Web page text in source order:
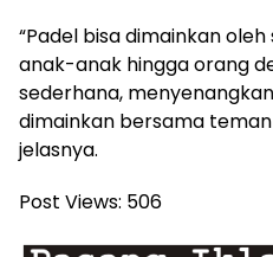
“Padel bisa dimainkan
anak-anak hingga orang
sederhana,
dimainkan bersama
jelasnya.
Post Views: 506